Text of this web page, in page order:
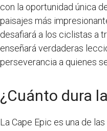
con la oportunidad única
paisajes más
desafiará a los ciclistas a
enseñará verdaderas
perseverancia a quienes
¿Cuánto dura
La Cape Epic es una de